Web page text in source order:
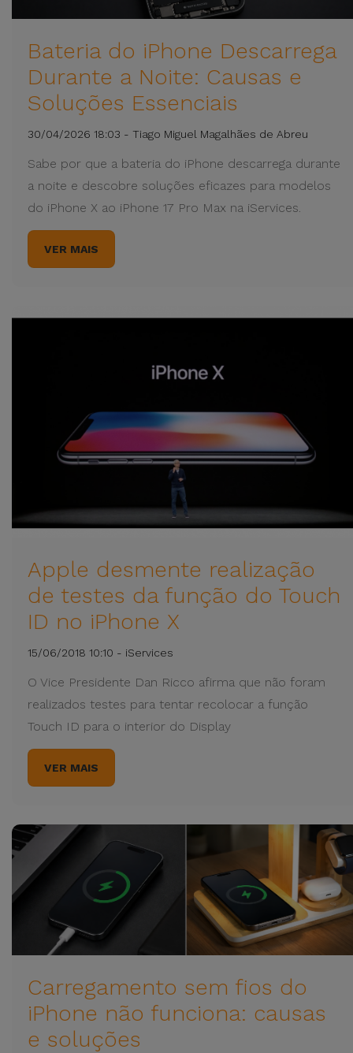
Bateria do iPhone Descarrega
Durante a Noite: Causas e
Soluções Essenciais
30/04/2026 18:03 - Tiago Miguel Magalhães de Abreu
Sabe por que a bateria do iPhone descarrega durante
a noite e descobre soluções eficazes para modelos
do iPhone X ao iPhone 17 Pro Max na iServices.
VER MAIS
Apple desmente realização
de testes da função do Touch
ID no iPhone X
15/06/2018 10:10 - iServices
O Vice Presidente Dan Ricco afirma que não foram
realizados testes para tentar recolocar a função
Touch ID para o interior do Display
VER MAIS
Carregamento sem fios do
iPhone não funciona: causas
e soluções